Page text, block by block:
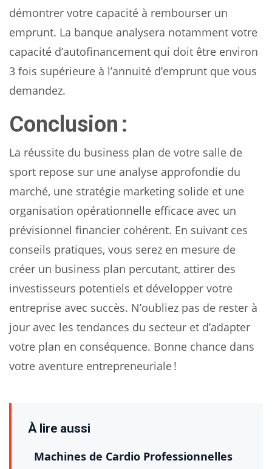
démontrer votre capacité à rembourser un
emprunt. La banque analysera notamment votre
capacité d’autofinancement qui doit être environ
3 fois supérieure à l’annuité d’emprunt que vous
demandez.
Conclusion :
La réussite du business plan de votre salle de
sport repose sur une analyse approfondie du
marché, une stratégie marketing solide et une
organisation opérationnelle efficace avec un
prévisionnel financier cohérent. En suivant ces
conseils pratiques, vous serez en mesure de
créer un business plan percutant, attirer des
investisseurs potentiels et développer votre
entreprise avec succès. N’oubliez pas de rester à
jour avec les tendances du secteur et d’adapter
votre plan en conséquence. Bonne chance dans
votre aventure entrepreneuriale !
À lire aussi
Machines de Cardio Professionnelles